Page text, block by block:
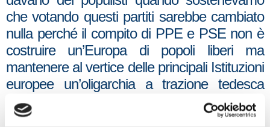
che votando questi partiti sarebbe cambiato
nulla perché il compito di PPE e PSE non è
costruire un’Europa di popoli liberi ma
mantenere al vertice delle principali Istituzioni
europee un’oligarchia a trazione tedesca
gradita ai poteri forti, alla grande finanza, alle
lobby, alle consorterie, alle banche.